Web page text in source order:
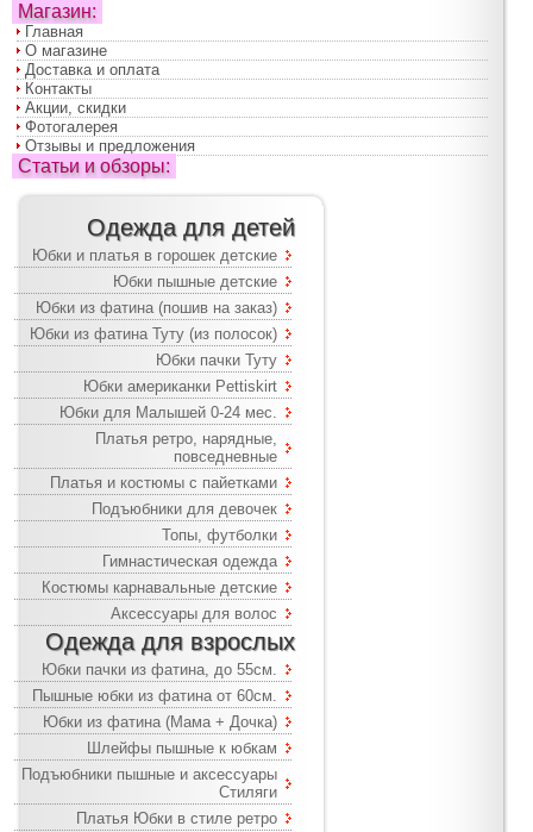
Магазин:
Главная
О магазине
Доставка и оплата
Контакты
Акции, скидки
Фотогалерея
Отзывы и предложения
Статьи и обзоры:
Одежда для детей
Юбки и платья в горошек детские
Юбки пышные детские
Юбки из фатина (пошив на заказ)
Юбки из фатина Туту (из полосок)
Юбки пачки Туту
Юбки американки Pettiskirt
Юбки для Малышей 0-24 мес.
Платья ретро, нарядные,
повседневные
Платья и костюмы с пайетками
Подъюбники для девочек
Топы, футболки
Гимнастическая одежда
Костюмы карнавальные детские
Аксессуары для волос
Одежда для взрослых
Юбки пачки из фатина, до 55см.
Пышные юбки из фатина от 60см.
Юбки из фатина (Мама + Дочка)
Шлейфы пышные к юбкам
Подъюбники пышные и аксессуары
Стиляги
Платья Юбки в стиле ретро